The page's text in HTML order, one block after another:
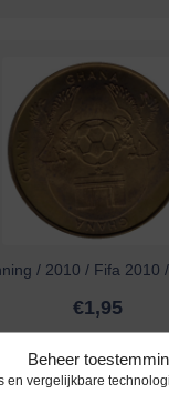
Beheer
en vergelijkbare
/ 2010 / Fifa 2010
€1,95